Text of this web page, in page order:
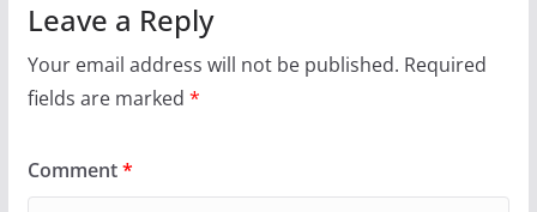
Leave a Reply
Your email address will not be published. Required
fields are marked *
Comment*